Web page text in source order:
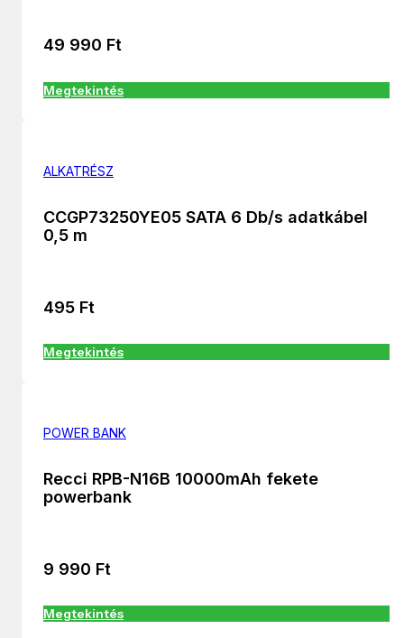
49 990 Ft
Megtekintés
ALKATRÉSZ
CCGP73250YE05 SATA 6 Db/s adatkábel
0,5 m
495 Ft
Megtekintés
POWER BANK
Recci RPB-N16B 10000mAh fekete
powerbank
9 990 Ft
Megtekintés